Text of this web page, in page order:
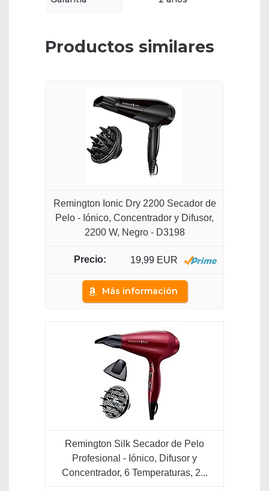
Productos similares
Remington Ionic Dry 2200 Secador de
Pelo - Iónico, Concentrador y Difusor,
2200 W, Negro - D3198
19,99 EUR
Más información
Remington Silk Secador de Pelo
Profesional - Iónico, Difusor y
Concentrador, 6 Temperaturas, 2...